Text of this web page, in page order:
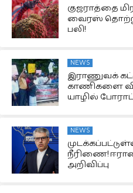
குஜராத்தை
வைரஸ்
பலி!
NEWS
இராணுவக்
காணிகளை
யாழில்
NEWS
நீரிணை!
அறிவிப்பு